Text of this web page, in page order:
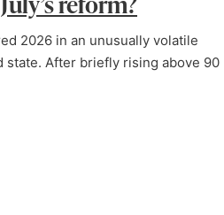
2026 in an unusually volatile
state. After briefly rising above 90